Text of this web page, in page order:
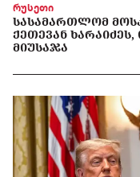
რუსეთი
ᲡᲐᲡᲐᲛᲐᲠᲗᲚᲝᲛ
ᲥᲔᲗᲔᲕᲐᲜ
ᲛᲘᲣᲡᲐᲯᲐ